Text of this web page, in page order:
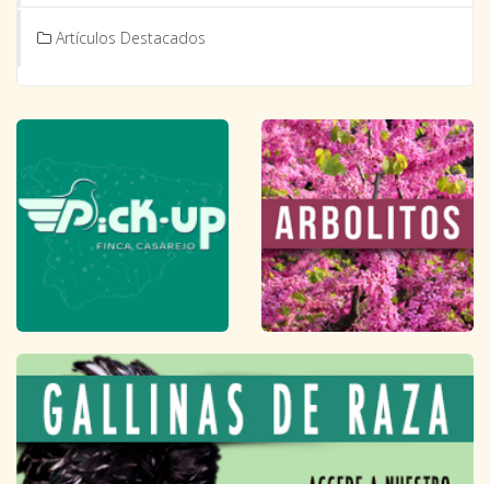
Artículos Destacados